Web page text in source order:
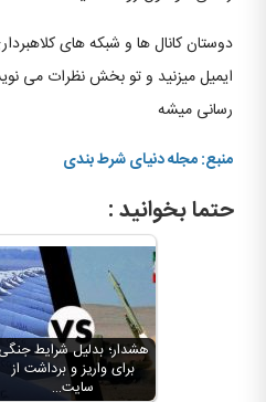
دوستان کانال ها و شبکه های
ایمیل میزنید و تو بخش نظرات می
رسانی میشه
منبع: مجله دنیای شرط بندی
حتما بخوانید :
هشدار؛ بدلیل شرایط جنگی
برای واریز و برداشت از
سایت…